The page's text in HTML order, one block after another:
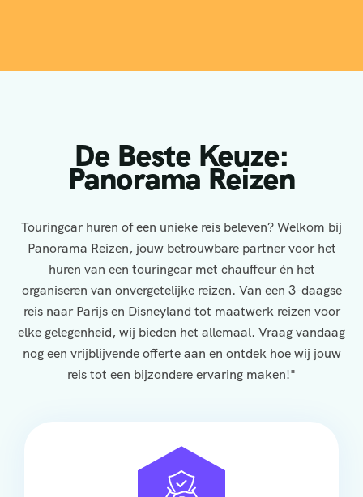
De Beste Keuze:
Panorama Reizen
Touringcar huren of een unieke reis beleven? Welkom bij
Panorama Reizen, jouw betrouwbare partner voor het
huren van een touringcar met chauffeur én het
organiseren van onvergetelijke reizen. Van een 3-daagse
reis naar Parijs en Disneyland tot maatwerk reizen voor
elke gelegenheid, wij bieden het allemaal. Vraag vandaag
nog een vrijblijvende offerte aan en ontdek hoe wij jouw
reis tot een bijzondere ervaring maken!"